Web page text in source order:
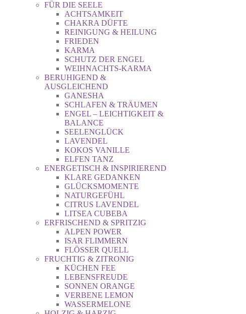
FÜR DIE SEELE
ACHTSAMKEIT
CHAKRA DÜFTE
REINIGUNG & HEILUNG
FRIEDEN
KARMA
SCHUTZ DER ENGEL
WEIHNACHTS-KARMA
BERUHIGEND &
AUSGLEICHEND
GANESHA
SCHLAFEN & TRÄUMEN
ENGEL – LEICHTIGKEIT &
BALANCE
SEELENGLÜCK
LAVENDEL
KOKOS VANILLE
ELFEN TANZ
ENERGETISCH & INSPIRIEREND
KLARE GEDANKEN
GLÜCKSMOMENTE
NATURGEFÜHL
CITRUS LAVENDEL
LITSEA CUBEBA
ERFRISCHEND & SPRITZIG
ALPEN POWER
ISAR FLIMMERN
FLÖSSER QUELL
FRUCHTIG & ZITRONIG
KÜCHEN FEE
LEBENSFREUDE
SONNEN ORANGE
VERBENE LEMON
WASSERMELONE